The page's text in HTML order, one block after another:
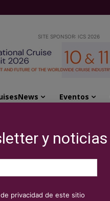
SITE SPONSOR: ICS 2026
Eventos
el
de
y noticias
privacidad de este sitio